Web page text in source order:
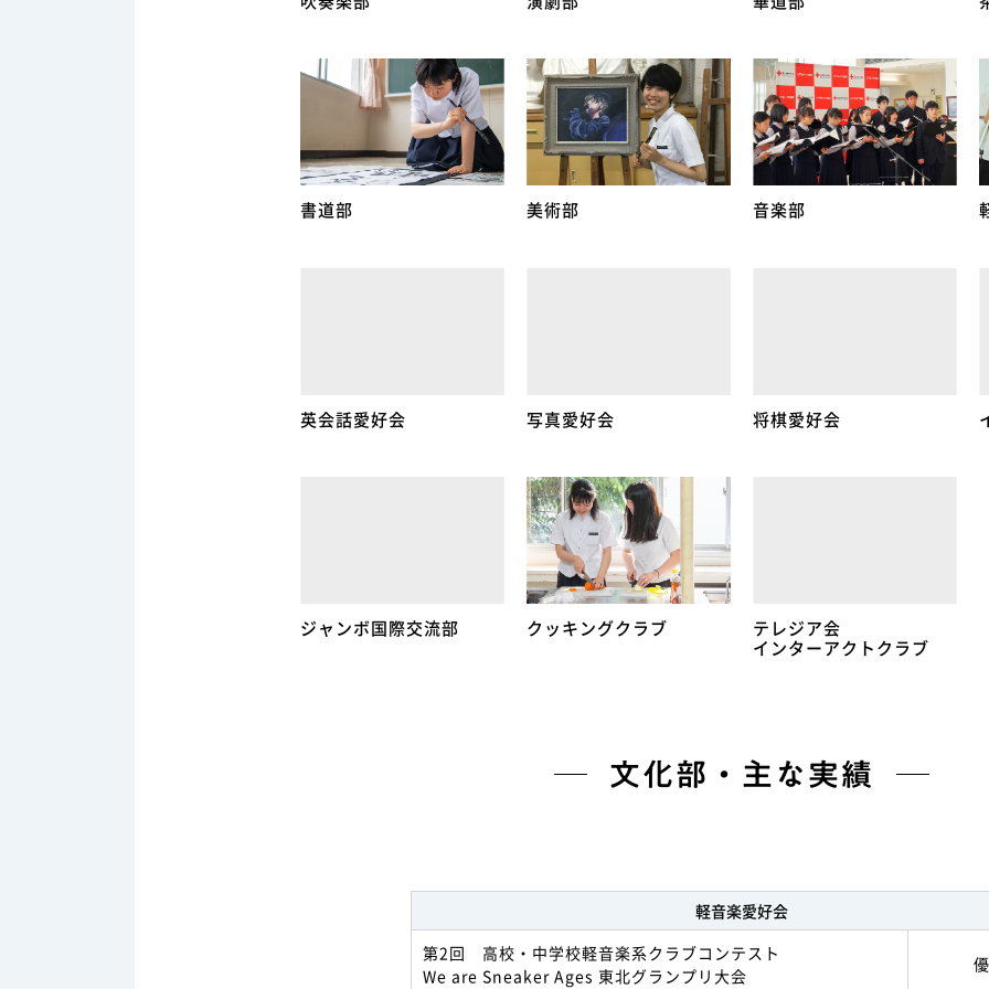
書道部 美術部 音楽部
英会話愛好会 写真愛好会 将棋愛好会
ジャンボ国際交流部 クッキングクラブ
テレジア会
インターアクトクラブ
文化部・主な実績
軽音楽愛好会
第2回 高校・中学校軽音楽系クラブコンテスト
We are Sneaker Ages 東北グランプリ大会